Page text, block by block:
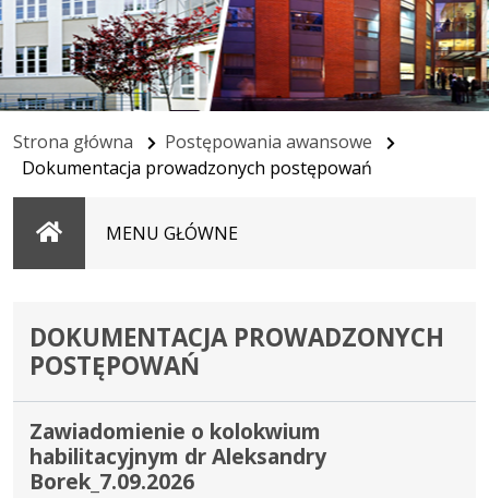
Strona główna
Postępowania awansowe
Dokumentacja prowadzonych postępowań
StronaMENU GŁÓWNE
DOKUMENTACJA PROWADZONYCH
POSTĘPOWAŃ
Zawiadomienie o kolokwium
habilitacyjnym dr Aleksandry
Borek_7.09.2026